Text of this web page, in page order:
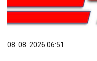
08. 08. 2026 06:51